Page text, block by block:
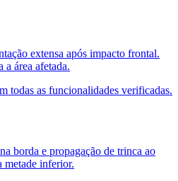
extensa após impacto frontal.
a área afetada.
todas as funcionalidades verificadas.
borda e propagação de trinca ao
metade inferior.